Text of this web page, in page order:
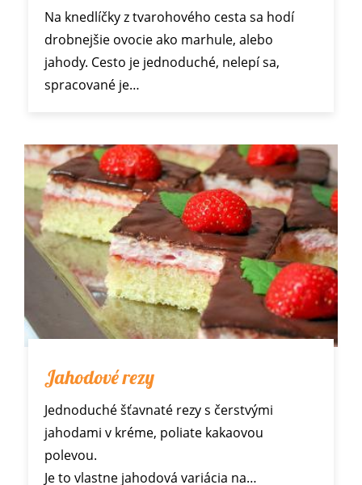
Na knedlíčky z tvarohového cesta sa hodí
drobnejšie ovocie ako marhule, alebo
jahody. Cesto je jednoduché, nelepí sa,
spracované je…
Jahodové rezy
Jednoduché šťavnaté rezy s čerstvými
jahodami v kréme, poliate kakaovou
polevou.
Je to vlastne jahodová variácia na…